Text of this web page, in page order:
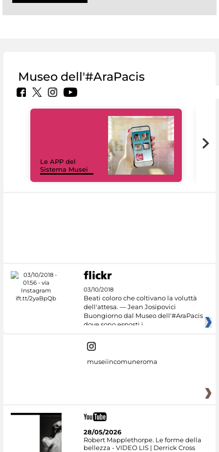
Museo dell'#AraPacis
Le APP del
Sistema Musei
03/10/2018
Beati coloro che coltivano la voluttà
dell'attesa. — Jean Josipovici
Buongiorno dal Museo dell'#AraPacis
dove sono esposti i
museiincomuneroma
28/05/2026
Robert Mapplethorpe. Le forme della
bellezza - VIDEO LIS | Derrick Cross